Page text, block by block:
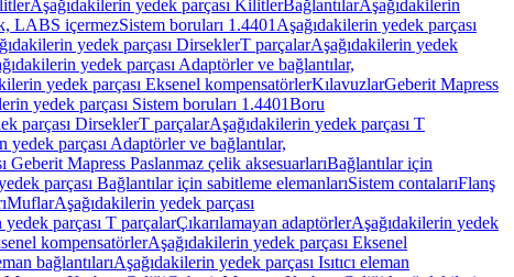
Aşağıdakilerin yedek parçası KilitlerBağlantılarAşağıdakilerin
LABS içermezSistem boruları 1.4401 Aşağıdakilerin yedek parçası
yedek parçası DirseklerT parçalarAşağıdakilerin yedek
yedek parçası Adaptörler ve bağlantılar,
yedek parçası Eksenel kompensatörlerKılavuzlarGeberit Mapress
yedek parçası Sistem boruları 1.4401Boru
parçası DirseklerT parçalarAşağıdakilerin yedek parçası T
yedek parçası Adaptörler ve bağlantılar,
Geberit Mapress Paslanmaz çelik aksesuarlarıBağlantılar için
parçası Bağlantılar için sabitleme elemanlarıSistem contalarıFlanş
MuflarAşağıdakilerin yedek parçası
parçası T parçalarÇıkarılamayan adaptörlerAşağıdakilerin yedek
kompensatörlerAşağıdakilerin yedek parçası Eksenel
bağlantılarıAşağıdakilerin yedek parçası Isıtıcı eleman